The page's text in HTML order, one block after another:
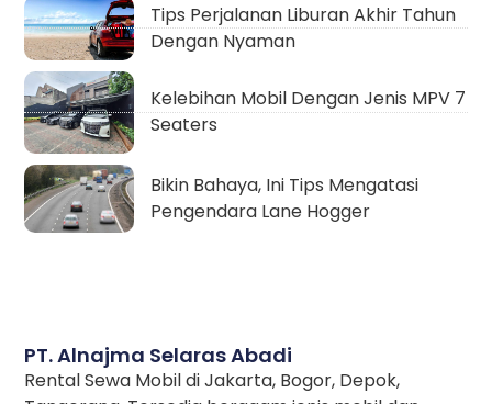
PT. Alnajma Selaras Abadi
Rental Sewa Mobil di Jakarta, Bogor, Depok,
Tips Perjalanan Liburan Akhir Tahun
Dengan Nyaman
Kelebihan Mobil Dengan Jenis MPV 7
Seaters
Bikin Bahaya, Ini Tips Mengatasi
Pengendara Lane Hogger